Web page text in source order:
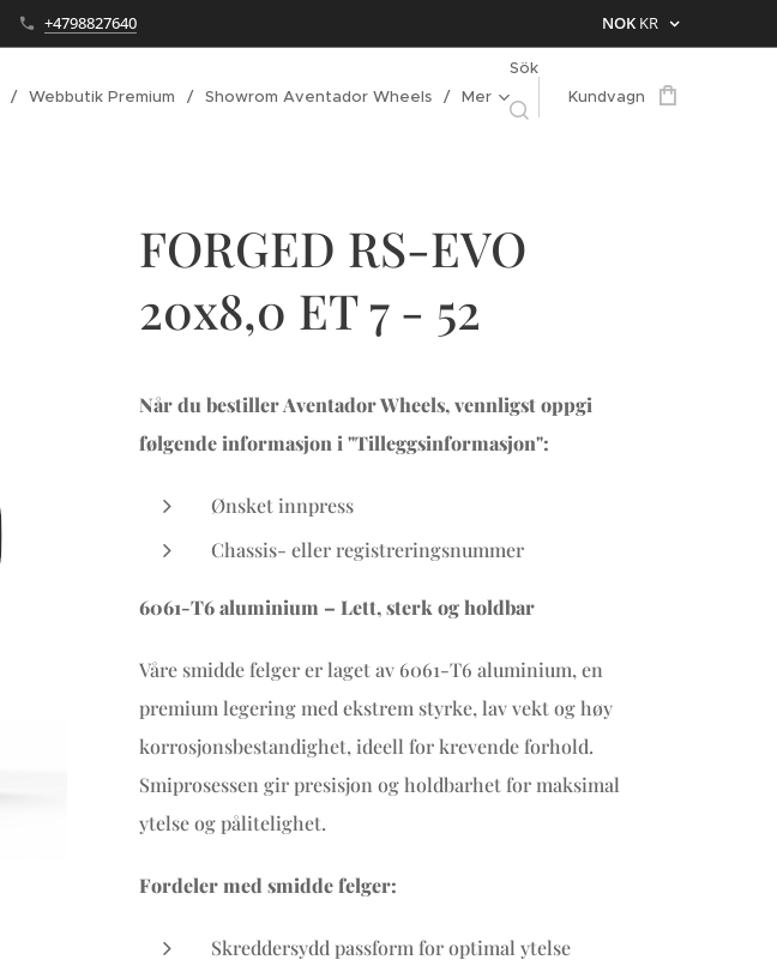
+4798827640 NOK KR
Webbutik Premium Showrom Aventador Wheels Mer
Sök
Kundvagn
FORGED RS-EVO
20x8,0 ET 7 - 52
Når du bestiller Aventador Wheels, vennligst oppgi
følgende informasjon i "Tilleggsinformasjon":
Ønsket innpress
Chassis- eller registreringsnummer
6061-T6 aluminium – Lett, sterk og holdbar
Våre smidde felger er laget av 6061-T6 aluminium, en
premium legering med ekstrem styrke, lav vekt og høy
korrosjonsbestandighet, ideell for krevende forhold.
Smiprosessen gir presisjon og holdbarhet for maksimal
ytelse og pålitelighet.
Fordeler med smidde felger:
Skreddersydd passform for optimal ytelse